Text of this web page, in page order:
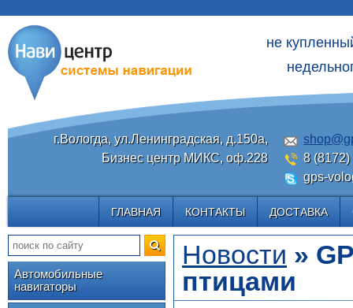
не
г.Вологда, ул.Ленинградская, д.150а,
Бизнес центр МИКС, оф.228
8 (8172)
gps-
ГЛАВНАЯ КОНТАКТЫ ДОСТАВКА
Автомобильные
навигаторы
Новости »
птицами